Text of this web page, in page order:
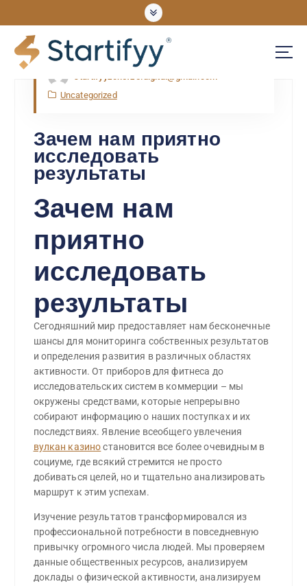
UNLOCKING OPPORTUNITIES
Nov, Mon, 2025
Uncategorized
Зачем нам приятно
исследовать
результаты
Зачем нам
приятно
исследовать
результаты
Сегодняшний мир предоставляет нам бесконечные
шансы для мониторинга собственных результатов
и определения развития в различных областях
активности. От приборов для фитнеса до
исследовательских систем в коммерции – мы
окружены средствами, которые непрерывно
собирают информацию о наших поступках и их
последствиях. Явление всеобщего увлечения
вулкан казиностановится все более очевидным в
социуме, где всякий стремится не просто
добиваться целей, но и тщательно анализировать
маршрут к этим успехам.
Изучение результатов трансформировался из
профессиональной потребности в повседневную
привычку огромного числа людей. Мы проверяем
данные общественных ресурсов, анализируем
доклады о физической активности, анализируем